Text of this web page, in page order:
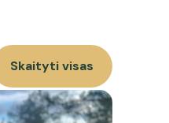
Skaityti visas